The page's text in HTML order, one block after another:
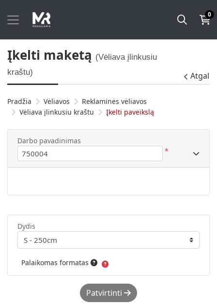
0
Įkelti maketą (Vėliava įlinkusiu
kraštu)
Atgal
Pradžia Vėliavos
Reklaminės vėliavos
Vėliava įlinkusiu kraštu
Įkelti paveikslą
Patvirtinti
Dydis
Palaikomas formatas
Darbo pavadinimas
*